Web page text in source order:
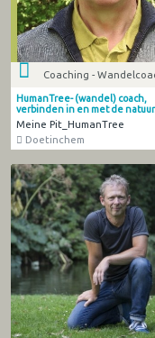
Coaching -
HumanTree- (wandel) coach,
verbinden in en met de natuur.
Meine Pit_HumanTree
Doetinchem